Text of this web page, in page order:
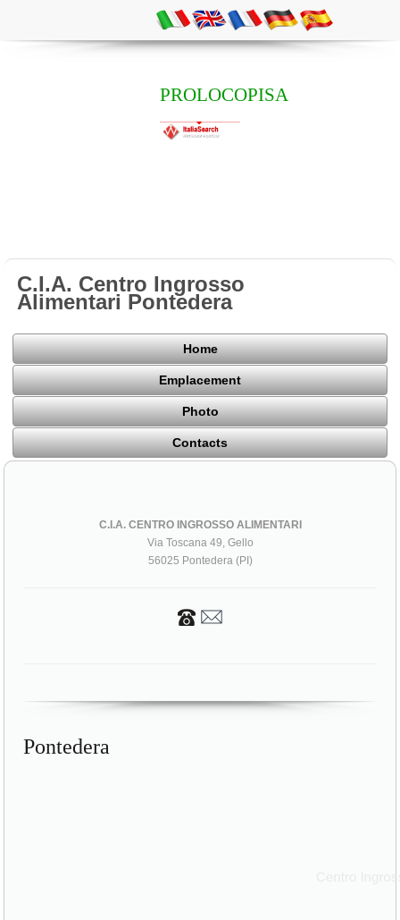
PROLOCOPISA
C.I.A. Centro Ingrosso
Alimentari Pontedera
Home
Emplacement
Photo
Contacts
C.I.A. CENTRO INGROSSO ALIMENTARI
Via Toscana 49, Gello
56025 Pontedera (PI)
Pontedera